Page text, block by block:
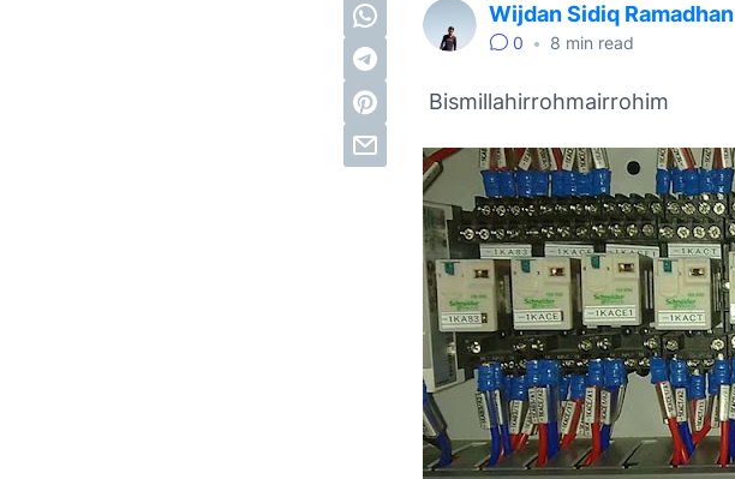
Wijdan Sidiq Ramadhan
0 • 8 min read
Bismillahirrohmairrohim